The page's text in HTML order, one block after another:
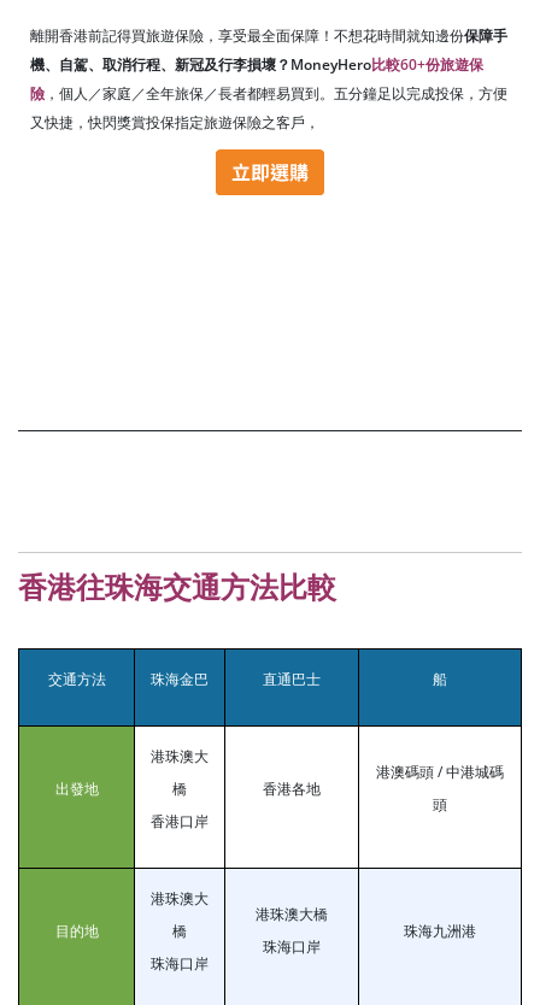
離開香港前記得買旅遊保險，享受最全面保障！不想花時間就知邊份保障手
機、自駕、取消行程、新冠及行李損壞？MoneyHero比較60+份旅遊保
險 ，個人／家庭／全年旅保／長者都輕易買到。五分鐘足以完成投保，方便
又快捷，快閃獎賞投保指定旅遊保險之客戶，
香港往珠海交通方法比較
交通方法 珠海金巴 直通巴士 船
出發地
港珠澳大
橋
香港口岸
香港各地
港澳碼頭 / 中港城碼
頭
目的地
港珠澳大
橋
珠海口岸
港珠澳大橋
珠海口岸
珠海九洲港